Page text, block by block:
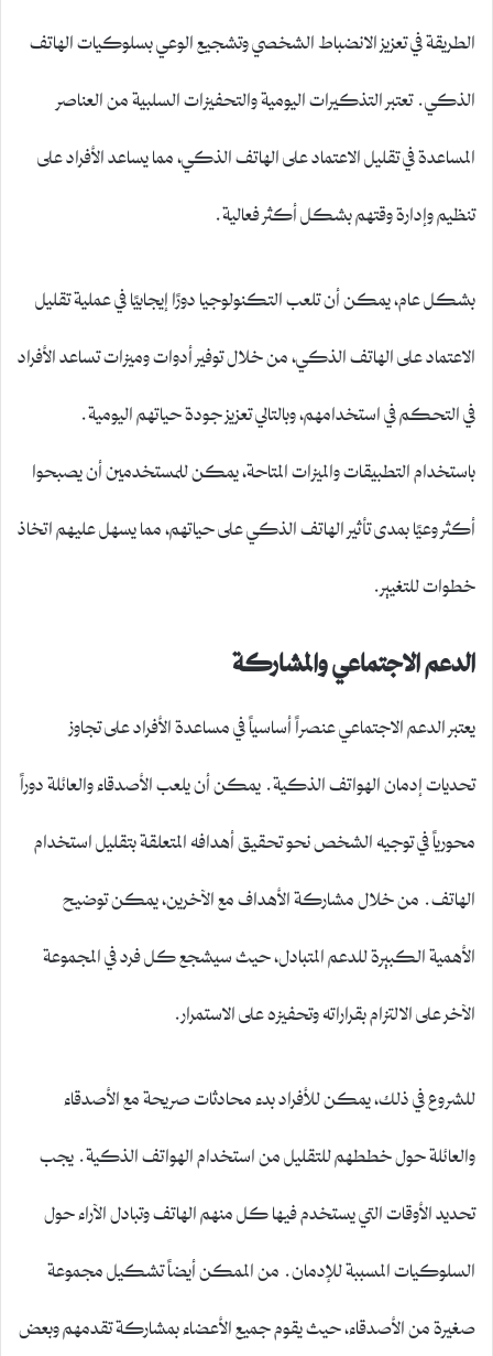
الطريقة في تعزيز الانضباط الشخصي وتشجيع الوعي بسلوكيات الهاتف
الذكي. تعتبر التذكيرات اليومية والتحفيزات السلبية من العناصر
المساعدة في تقليل الاعتماد على الهاتف الذكي، مما يساعد الأفراد على
تنظيم وإدارة وقتهم بشكل أكثر فعالية.
بشكل عام، يمكن أن تلعب التكنولوجيا دورًا إيجابيًا في عملية تقليل
الاعتماد على الهاتف الذكي، من خلال توفير أدوات وميزات تساعد الأفراد
في التحكم في استخدامهم، وبالتالي تعزيز جودة حياتهم اليومية.
باستخدام التطبيقات والميزات المتاحة، يمكن للمستخدمين أن يصبحوا
أكثر وعيًا بمدى تأثير الهاتف الذكي على حياتهم، مما يسهل عليهم اتخاذ
خطوات للتغيير.
الدعم الاجتماعي والمشاركة
يعتبر الدعم الاجتماعي عنصراً أساسياً في مساعدة الأفراد على تجاوز
تحديات إدمان الهواتف الذكية. يمكن أن يلعب الأصدقاء والعائلة دوراً
محورياً في توجيه الشخص نحو تحقيق أهدافه المتعلقة بتقليل استخدام
الهاتف. من خلال مشاركة الأهداف مع الآخرين، يمكن توضيح
الأهمية الكبيرة للدعم المتبادل، حيث سيشجع كل فرد في المجموعة
الآخر على الالتزام بقراراته وتحفيزه على الاستمرار.
للشروع في ذلك، يمكن للأفراد بدء محادثات صريحة مع الأصدقاء
والعائلة حول خططهم للتقليل من استخدام الهواتف الذكية. يجب
تحديد الأوقات التي يستخدم فيها كل منهم الهاتف وتبادل الآراء حول
السلوكيات المسببة للإدمان. من الممكن أيضاً تشكيل مجموعة
صغيرة من الأصدقاء، حيث يقوم جميع الأعضاء بمشاركة تقدمهم وبعض